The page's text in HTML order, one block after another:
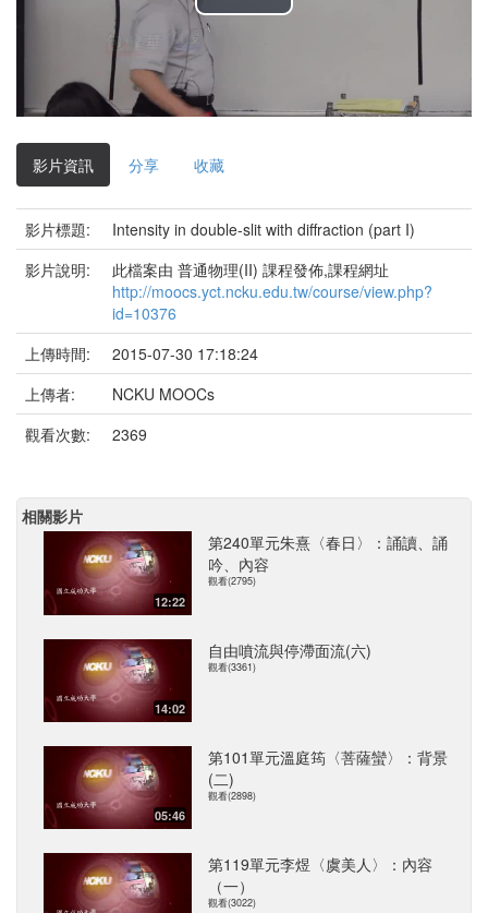
播
影
影片資訊 分享 收藏
影片標題:
Intensity in double-slit with diffraction (part I)
影片說明:
此檔案由 普通物理(II) 課程發佈,課程網址
http://moocs.yct.ncku.edu.tw/course/view.php?
id=10376
上傳時間:
2015-07-30 17:18:24
上傳者:
NCKU MOOCs
觀看次數:
2369
相關影片
12:22
第240單元朱熹〈春日〉：誦讀、誦
吟、內容
觀看(2795)
14:02
自由噴流與停滯面流(六)
觀看(3361)
05:46
第101單元溫庭筠〈菩薩蠻〉：背景
(二)
觀看(2898)
第119單元李煜〈虞美人〉：內容
（一）
觀看(3022)